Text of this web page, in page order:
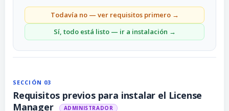
Todavía no — ver requisitos primero →
Sí, todo está listo — ir a instalación →
SECCIÓN 03
Requisitos previos para instalar el License
Manager
ADMINISTRADOR